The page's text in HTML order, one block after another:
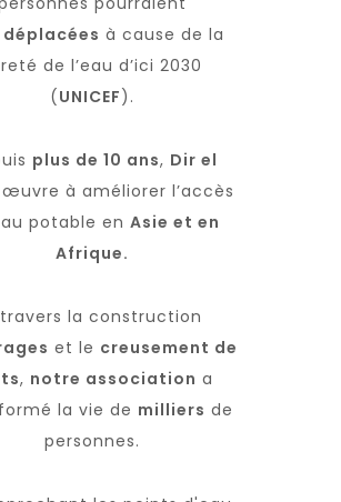
déplacées à cause de la
de l’eau d’ici 2030
( UNICEF).
plus de 10 ans, Dir el
œuvre à améliorer l’accès
potable en Asie et en
Afrique.
la construction
et le creusement de
, notre association a
la vie de milliers de
personnes.